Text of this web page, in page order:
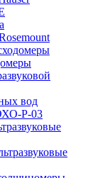
вод
Р-03